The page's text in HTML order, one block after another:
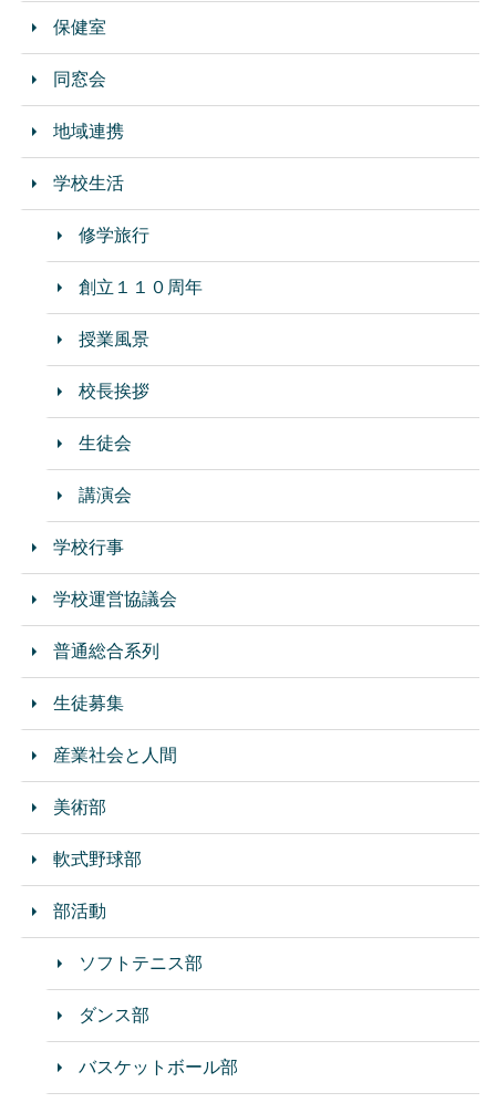
保健室
同窓会
地域連携
学校生活
修学旅行
創立１１０周年
授業風景
校長挨拶
生徒会
講演会
学校行事
学校運営協議会
普通総合系列
生徒募集
産業社会と人間
美術部
軟式野球部
部活動
ソフトテニス部
ダンス部
バスケットボール部